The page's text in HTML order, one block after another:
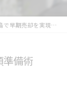
早期売却を実現する書類準備術
備術